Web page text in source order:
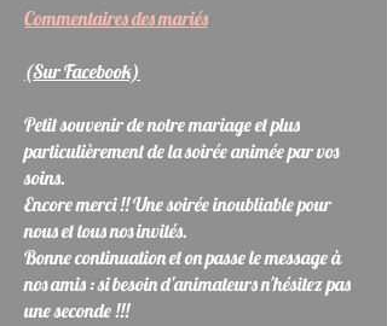
Commentaires des mariés
(Sur Facebook)
Petit souvenir de notre mariage et plus
particulièrement de la soirée animée par vos
soins.
Encore merci !! Une soirée inoubliable pour
nous et tous nos invités.
Bonne continuation et on passe le message à
nos amis : si besoin d'animateurs n'hésitez pas
une seconde !!!